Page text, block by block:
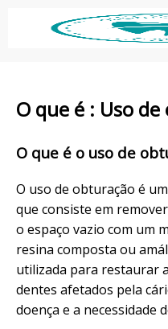
O que é : Uso
O que é o uso de
O uso de obturação é
que consiste em
o espaço vazio com um
resina composta ou
utilizada para restaurar
dentes afetados pela
doença e a necessidade